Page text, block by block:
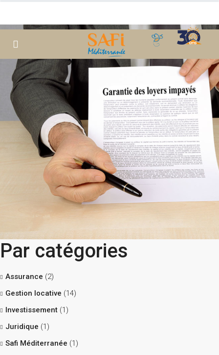
Par catégories
Assurance (2)
Gestion locative (14)
Investissement (1)
Juridique (1)
Safi Méditerranée (1)